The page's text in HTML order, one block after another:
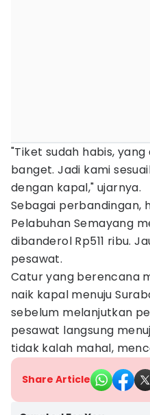
"Tiket sudah habis,
banget. Jadi kami
dengan kapal," ujarnya.
Sebagai perbandingan,
Pelabuhan Semayang
dibanderol Rp511 ribu.
pesawat.
Catur yang berencana
naik kapal menuju
sebelum melanjutkan
pesawat langsung
tidak kalah mahal,
Share Article